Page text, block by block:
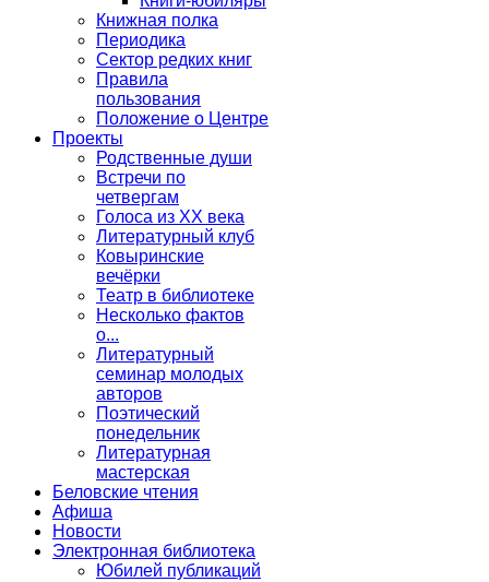
Книжная полка
Периодика
Сектор редких книг
Правила
пользования
Положение о Центре
Проекты
Родственные души
Встречи по
четвергам
Голоса из ХХ века
Литературный клуб
Ковыринские
вечёрки
Театр в библиотеке
Несколько фактов
о...
Литературный
семинар молодых
авторов
Поэтический
понедельник
Литературная
мастерская
Беловские чтения
Афиша
Новости
Электронная библиотека
Юбилей публикаций